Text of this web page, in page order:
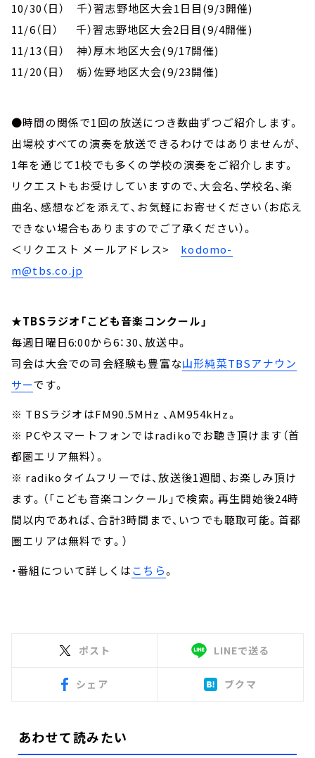
10/30（日） 千）習志野地区大会1日目(9/3開催)
11/6（日） 千）習志野地区大会2日目(9/4開催)
11/13（日） 神）厚木地区大会(9/17開催)
11/20（日） 栃）佐野地区大会(9/23開催)
●時間の関係で1回の放送につき数曲ずつご紹介します。
出場校すべての演奏を放送できるわけではありませんが、
1年を通じて1校でも多くの学校の演奏をご紹介します。
リクエストもお受けしていますので、大会名、学校名、楽
曲名、感想などを添えて、お気軽にお寄せください（お応え
できない場合もありますのでご了承ください）。
＜リクエスト メールアドレス> kodomo-
m@tbs.co.jp
★TBSラジオ「こども音楽コンクール」
毎週日曜日6:00から6：30、放送中。
司会は大会での司会経験も豊富な山形純菜TBSアナウン
サーです。
※ TBSラジオはFM90.5MHz 、AM954kHz。
※ PCやスマートフォンではradikoでお聴き頂けます（首
都圏エリア無料）。
※ radikoタイムフリーでは、放送後1週間、お楽しみ頂け
ます。（「こども音楽コンクール」で検索。再生開始後24時
間以内であれば、合計3時間まで、いつでも聴取可能。首都
圏エリアは無料です。）
・番組について詳しくはこちら。
ポスト LINEで送る
シェア ブクマ
あわせて読みたい